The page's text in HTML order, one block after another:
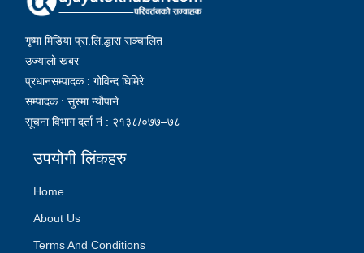
गृष्मा मिडिया प्रा.लि.द्धारा सञ्चालित
उज्यालो खबर
प्रधानसम्पादक : गोविन्द घिमिरे
सम्पादक : सुस्मा न्यौपाने
सूचना विभाग दर्ता नं : २१३८/०७७–७८
उपयोगी लिंकहरु
Home
About Us
Terms And Conditions